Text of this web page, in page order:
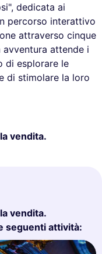
dedicata ai
percorso interattivo
attraverso cinque
avventura attende i
di esplorare le
di stimolare la loro
vendita.
vendita.
seguenti attività: